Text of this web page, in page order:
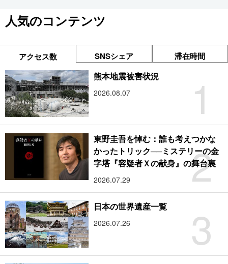
人気のコンテンツ
アクセス数 SNSシェア 滞在時間
1
熊本地震被害状況
2026.08.07
2
東野圭吾を悼む：誰も考えつかな
かったトリック──ミステリーの金
字塔『容疑者Ｘの献身』の舞台裏
2026.07.29
3
日本の世界遺産一覧
2026.07.26